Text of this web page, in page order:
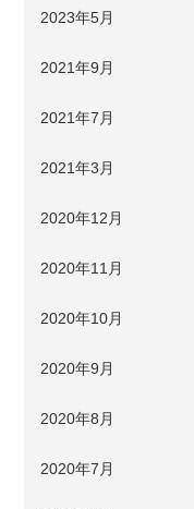
2023年5月
2021年9月
2021年7月
2021年3月
2020年12月
2020年11月
2020年10月
2020年9月
2020年8月
2020年7月